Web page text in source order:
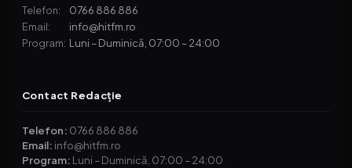
Telefon: 0766 886 886
Email: info@hitfm.ro
Program: Luni – Duminică, 07:00 – 24:00
Contact Redacție
Telefon: 0766 886 886
Email: info@hitfm.ro
Program: Luni – Duminică, 07:00 – 24:00